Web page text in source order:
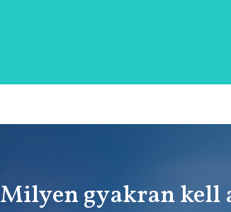
Milyen gyakran kell